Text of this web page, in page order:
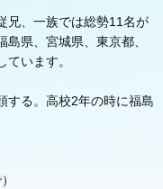
兄、一族では総勢11名が
県、宮城県、東京都、
います。
する。高校2年の時に福島